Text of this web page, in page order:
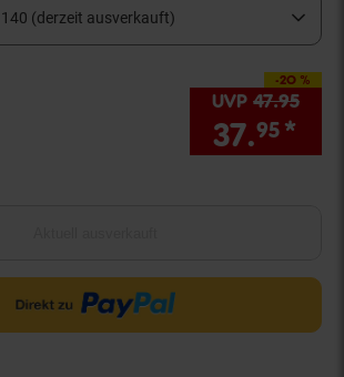
140 (derzeit ausverkauft)
-20 %
Sie Sparen 20
UVP 47.95
37.95 *